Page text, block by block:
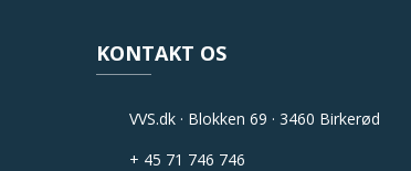
KONTAKT OS
VVS.dk · Blokken 69 · 3460 Birkerød
+ 45 71 746 746